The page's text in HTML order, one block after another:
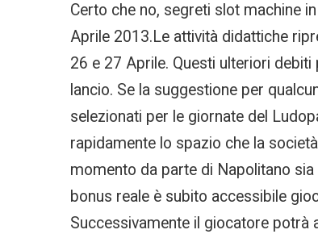
Certo che no, segreti slot machine
Aprile 2013.Le attività didattiche
26 e 27 Aprile. Questi ulteriori
lancio. Se la suggestione per
selezionati per le giornate del
rapidamente lo spazio che la
momento da parte di Napolitano sia
bonus reale è subito accessibile
Successivamente il giocatore potrà